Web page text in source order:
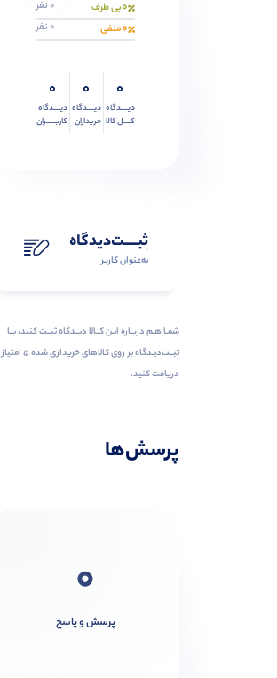
0بی طرف 0 نفر
0منفی 0 نفر
0
دیــــدگاه
کــــل کالا
0
دیــــدگاه
خریداران
0
دیــــدگاه
کاربـــــران
ثبـــــت‌دیدگاه
به‌عنوان کاربر
شمـا هـم دربـاره ایـن کــالا دیــدگاه ثبــت کنید، بــا
ثبــت‌دیـدگاه بر روی کالاهای خریداری شده ۵ امتیاز
دریافت کنید.
پرسش‌ها
0
پرسش و پاسخ